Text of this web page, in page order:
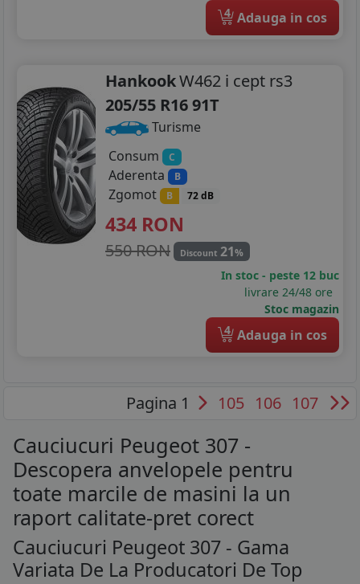
4 Adauga in cos
HankookW462 i cept rs3
205/55 R16 91T
Turisme
Consum
C
Aderenta B
Zgomot B 72 dB
434 RON
550 RON Discount 21%
In stoc - peste 12 buc
livrare 24/48 ore
Stoc magazin
4 Adauga in cos
Pagina 1 105 106 107
Cauciucuri Peugeot 307 -
Descopera anvelopele pentru
toate marcile de masini la un
raport calitate-pret corect
Cauciucuri Peugeot 307 - Gama
Variata De La Producatori De Top